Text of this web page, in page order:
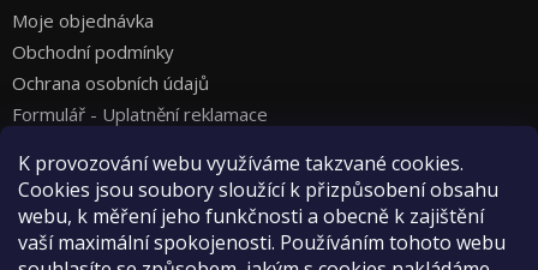
K provozování webu využíváme takzvané cookies.
Cookies jsou soubory sloužící k přizpůsobení obsahu
webu, k měření jeho funkčnosti a obecně k zajištění
vaší maximální spokojenosti. Používáním tohoto webu
Moje objednávka
Obchodní podmínky
Ochrana osobních údajů
Formulář - Uplatnění reklamace